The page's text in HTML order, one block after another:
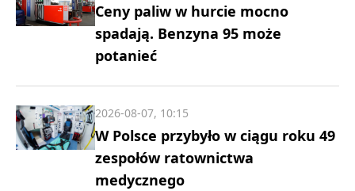
Ceny paliw w hurcie mocno
spadają. Benzyna 95 może
potanieć
W Polsce przybyło w ciągu roku 49
zespołów ratownictwa
medycznego
2026-08-07, 10:15